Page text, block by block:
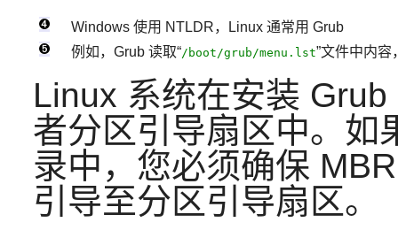
Windows 使用 NTLDR，Linux 通常用 Grub
例如，Grub 读取“/boot/grub/menu.lst”文件中内
Linux 系统在安装
者分区引导扇区中。如
录中，您必须确保
引导至分区引导扇区。